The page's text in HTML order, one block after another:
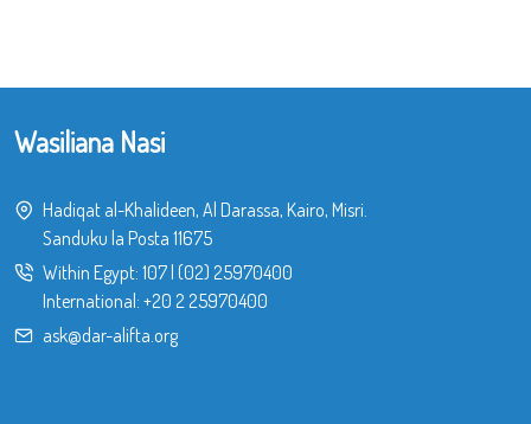
Wasiliana Nasi
Hadiqat al-Khalideen, Al Darassa, Kairo, Misri.
Sanduku la Posta 11675
Within Egypt: 107| (02) 25970400
International: +20 2 25970400
ask@dar-alifta.org